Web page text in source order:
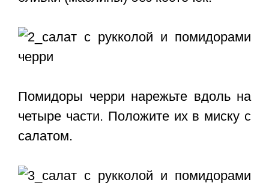
Помидоры черри нарежьте вдоль на
четыре части. Положите их в миску с
салатом.